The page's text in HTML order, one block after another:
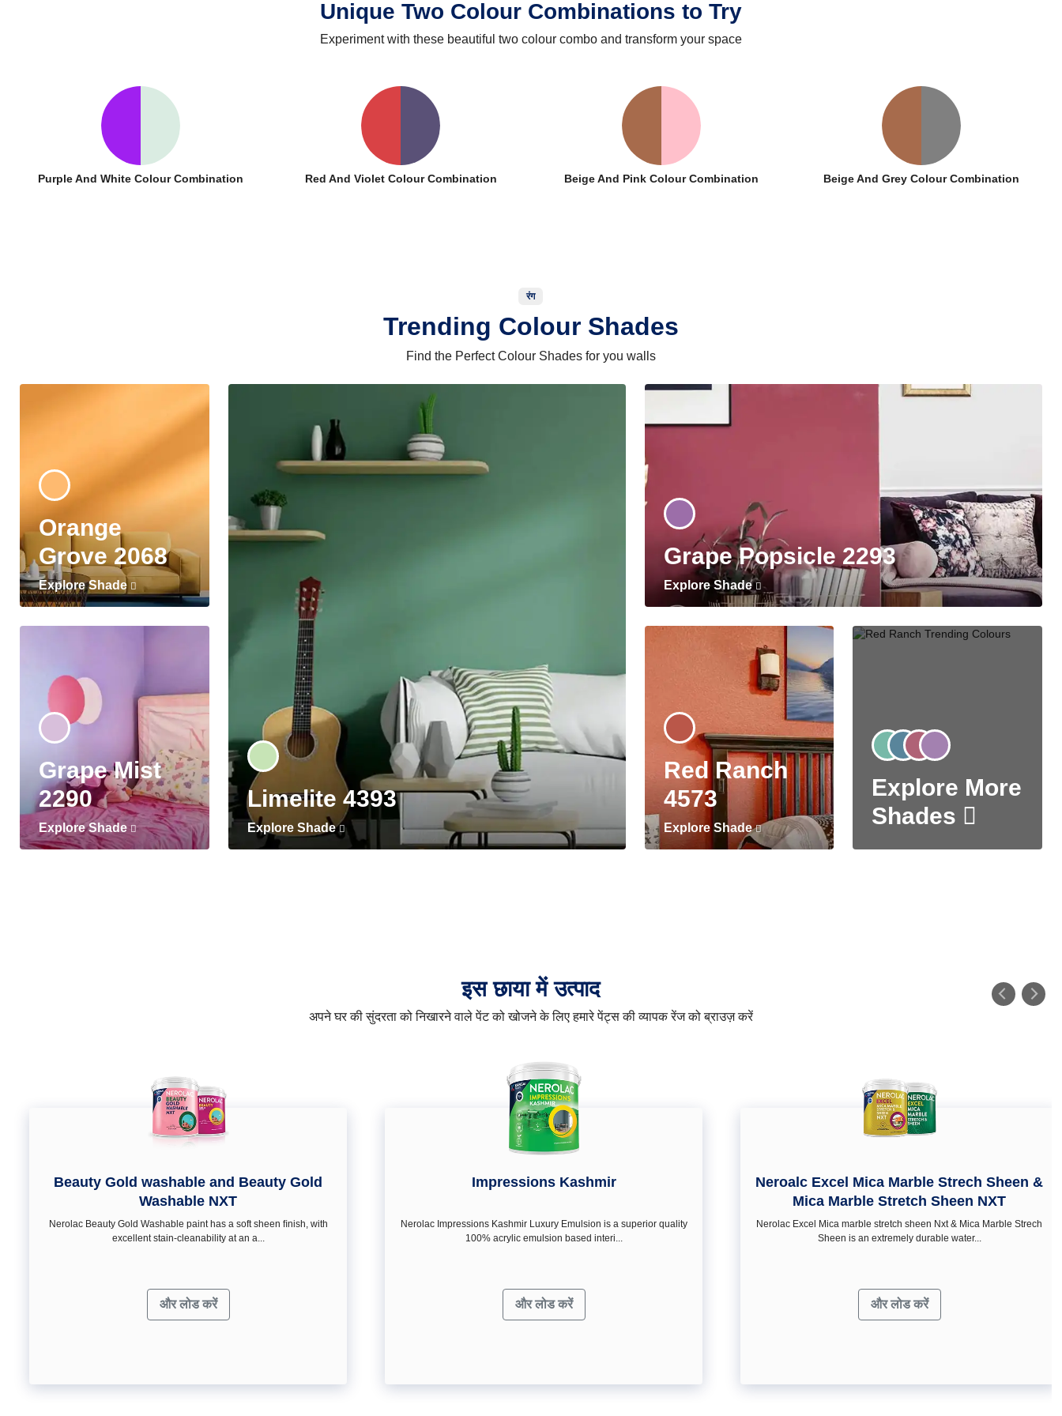
Unique Two Colour Combinations to Try
Experiment with these beautiful two colour combo and transform your space
Purple And White Colour Combination Red And Violet Colour Combination Beige And Pink Colour Combination Beige And Grey Colour Combination
रंग
Trending Colour Shades
Find the Perfect Colour Shades for you walls
Orange
Grove 2068
Explore Shade
Grape Mist
2290
Explore Shade
Limelite 4393
Explore Shade
Grape Popsicle 2293
Explore Shade
Red Ranch
4573
Explore Shade
Explore More
Shades
इस छाया में उत्पाद
अपने घर की सुंदरता को निखारने वाले पेंट को खोजने के लिए हमारे पेंट्स की व्यापक रेंज को ब्राउज़ करें
Beauty Gold washable and Beauty Gold
Washable NXT
Nerolac Beauty Gold Washable paint has a soft sheen ﬁnish, with
excellent stain-cleanability at an a...
और लोड करें
Impressions Kashmir
Nerolac Impressions Kashmir Luxury Emulsion is a superior quality
100% acrylic emulsion based interi...
और लोड करें
Neroalc Excel Mica Marble Strech Sheen &
Mica Marble Stretch Sheen NXT
Nerolac Excel Mica marble stretch sheen Nxt & Mica Marble Strech
Sheen is an extremely durable water...
और लोड करें